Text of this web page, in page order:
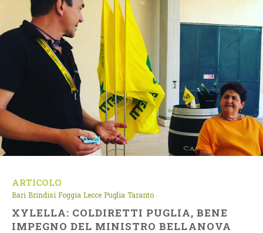
ARTICOLO
Bari Brindisi Foggia Lecce Puglia Taranto
XYLELLA: COLDIRETTI PUGLIA, BENE
IMPEGNO DEL MINISTRO BELLANOVA